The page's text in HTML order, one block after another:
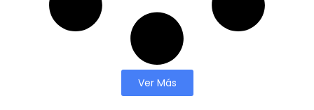
Ver Más